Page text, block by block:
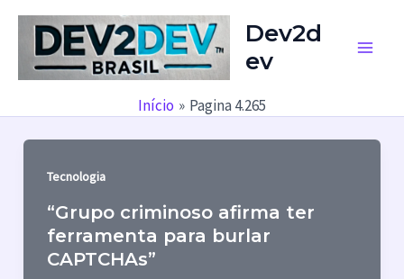
Dev2d
ev
Início Pagina 4.265
Tecnologia
“Grupo criminoso afirma ter
ferramenta para burlar
CAPTCHAs”